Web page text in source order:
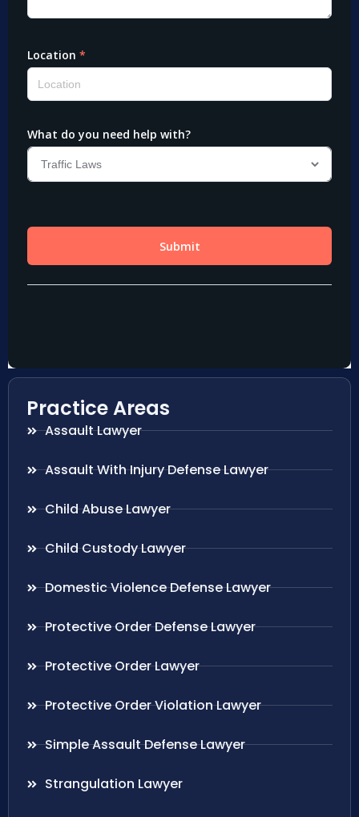
Practice Areas
Assault Lawyer
Assault With Injury Defense Lawyer
Child Abuse Lawyer
Child Custody Lawyer
Domestic Violence Defense Lawyer
Protective Order Defense Lawyer
Protective Order Lawyer
Protective Order Violation Lawyer
Simple Assault Defense Lawyer
Strangulation Lawyer